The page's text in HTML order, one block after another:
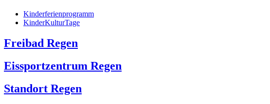
Kinderferienprogramm
KinderKulturTage
Freibad Regen
Eissportzentrum Regen
Standort Regen